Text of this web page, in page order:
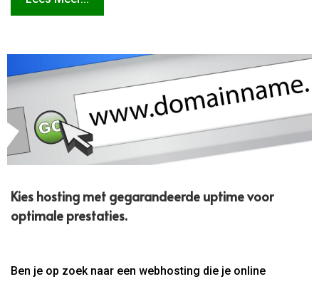
Kies hosting met gegarandeerde uptime voor
optimale prestaties.​
Ben je op zoek naar een webhosting die je online